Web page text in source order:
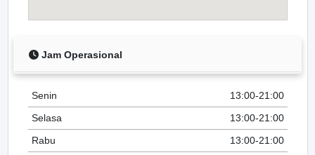
Jam Operasional
Senin
13:00-21:00
Selasa
13:00-21:00
Rabu
13:00-21:00